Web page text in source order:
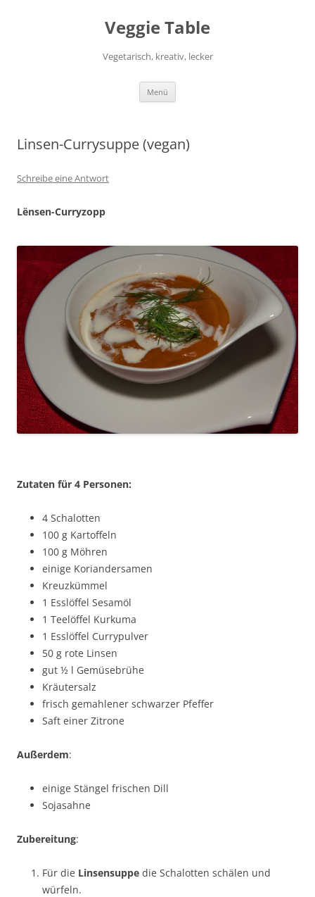
Veggie Table
Vegetarisch, kreativ, lecker
Menü
Linsen-Currysuppe (vegan)
Schreibe eine Antwort
Lënsen-Curryzopp
Zutaten für 4 Personen:
4 Schalotten
100 g Kartoffeln
100 g Möhren
einige Koriandersamen
Kreuzkümmel
1 Esslöffel Sesamöl
1 Teelöffel Kurkuma
1 Esslöffel Currypulver
50 g rote Linsen
gut ½ l Gemüsebrühe
Kräutersalz
frisch gemahlener schwarzer Pfeffer
Saft einer Zitrone
Außerdem:
einige Stängel frischen Dill
Sojasahne
Zubereitung:
Für die Linsensuppe die Schalotten schälen und
würfeln.